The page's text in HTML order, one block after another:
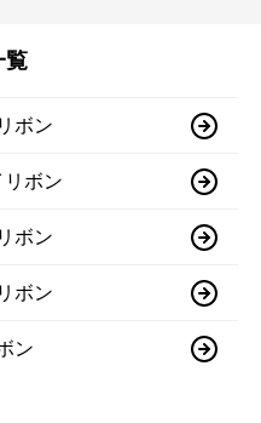
覧
ボン
リボン
ボン
ボン
ン